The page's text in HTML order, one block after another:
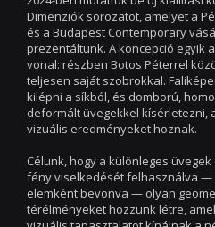
Dimenziók sorozatot, amelyet a
és a Budapest Contemporary
prezentáltunk. A koncepció egyik
vonal: részben Botos Péterrel
teljesen saját szobrokkal.
kilépni a síkból, és domború,
deformált üvegekkel kísérletezni,
vizuális eredményeket hoznak.
Célunk, hogy a különleges
fény viselkedését felhasználva —
elemként bevonva — olyan
térélményeket hozzunk létre,